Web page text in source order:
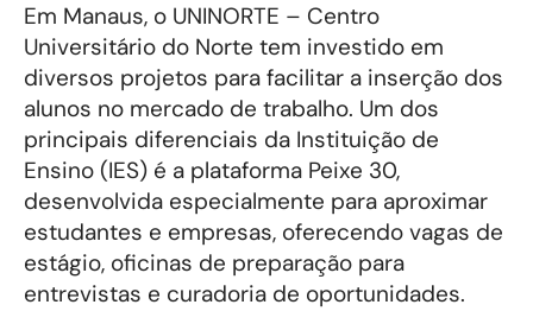
Em Manaus, o UNINORTE – Centro
Universitário do Norte tem investido em
diversos projetos para facilitar a inserção dos
alunos no mercado de trabalho. Um dos
principais diferenciais da Instituição de
Ensino (IES) é a plataforma Peixe 30,
desenvolvida especialmente para aproximar
estudantes e empresas, oferecendo vagas de
estágio, oficinas de preparação para
entrevistas e curadoria de oportunidades.